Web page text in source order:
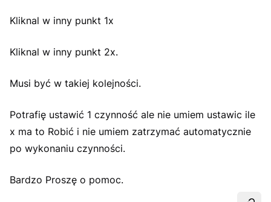
Kliknal w inny punkt 1x
Kliknal w inny punkt 2x.
Musi być w takiej kolejności.
Potrafię ustawić 1 czynność ale nie umiem ustawic ile
x ma to Robić i nie umiem zatrzymać automatycznie
po wykonaniu czynności.
Bardzo Proszę o pomoc.